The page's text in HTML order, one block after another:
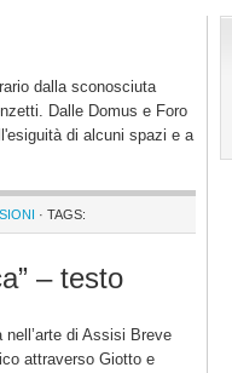
dalla sconosciuta
Dalle Domus e Foro
di alcuni spazi e a
· TAGS:
– testo
di Assisi Breve
attraverso Giotto e